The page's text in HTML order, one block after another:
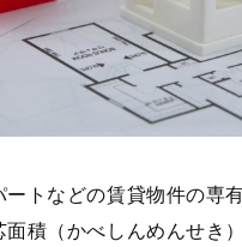
ートなどの賃貸物件の専
面積（かべしんめんせき